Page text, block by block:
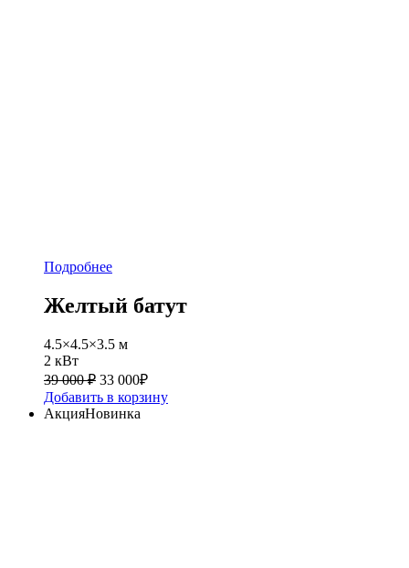
Подробнее
Желтый батут
4.5×4.5×3.5 м
2 кВт
39 000 ₽ 33 000₽
Добавить в корзину
АкцияНовинка